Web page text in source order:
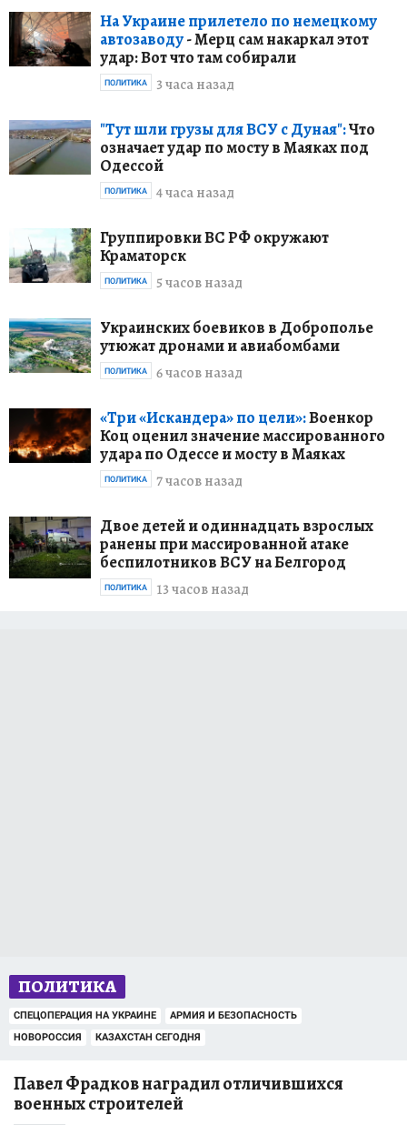
На Украине прилетело по немецкому
автозаводу- Мерц сам накаркал этот
удар: Вот что там собирали
3 часа назад
ПОЛИТИКА
"Тут шли грузы для ВСУ с Дуная":Что
означает удар по мосту в Маяках под
Одессой
4 часа назад
ПОЛИТИКА
Группировки ВС РФ окружают
Краматорск
5 часов назад
ПОЛИТИКА
Украинских боевиков в Доброполье
утюжат дронами и авиабомбами
6 часов назад
ПОЛИТИКА
«Три «Искандера» по цели»:Военкор
Коц оценил значение массированного
удара по Одессе и мосту в Маяках
7 часов назад
ПОЛИТИКА
Двое детей и одиннадцать взрослых
ранены при массированной атаке
беспилотников ВСУ на Белгород
13 часов назад
ПОЛИТИКА
ПОЛИТИКА
СПЕЦОПЕРАЦИЯ НА УКРАИНЕ
АРМИЯ И БЕЗОПАСНОСТЬ
НОВОРОССИЯ
КАЗАХСТАН СЕГОДНЯ
Павел Фрадков наградил отличившихся
военных строителей